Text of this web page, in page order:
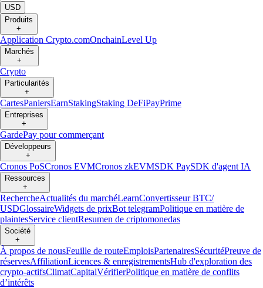
USD
Produits
+
Application Crypto.comOnchainLevel Up
Marchés
+
Crypto
Particularités
+
CartesPaniersEarnStakingStaking DeFiPayPrime
Entreprises
+
GardePay pour commerçant
Développeurs
+
Cronos PoSCronos EVMCronos zkEVMSDK PaySDK d'agent IA
Ressources
+
RechercheActualités du marchéLearnConvertisseur BTC/
USDGlossaireWidgets de prixBot telegramPolitique en matière de
plaintesService clientResumen de criptomonedas
Société
+
À propos de nousFeuille de routeEmploisPartenairesSécuritéPreuve de
réservesAffiliationLicences & enregistrementsHub d'exploration des
crypto-actifsClimatCapitalVérifierPolitique en matière de conflits
d’intérêts